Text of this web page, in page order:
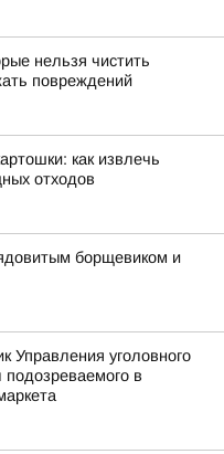
нельзя чистить
повреждений
как извлечь
отходов
борщевиком и
Управления уголовного
в